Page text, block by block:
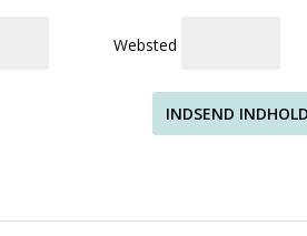
Websted
INDSEND INDHOLD